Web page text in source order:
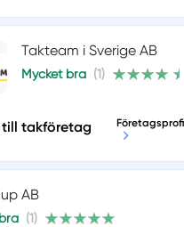
Takteam i Sverige AB
Mycket bra (1)
till takföretag
AB
(1)